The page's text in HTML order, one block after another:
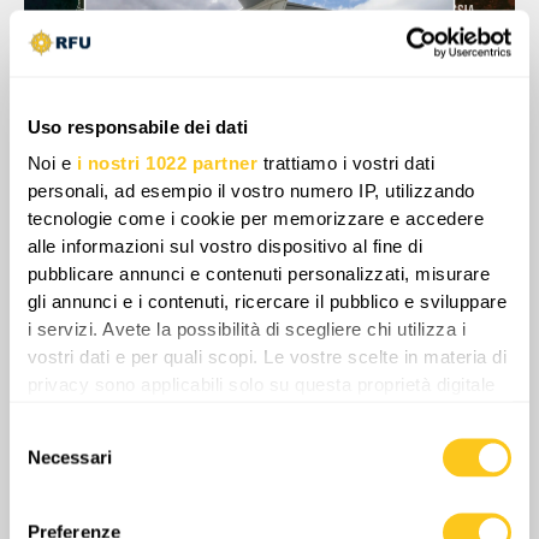
Uso responsabile dei dati
Noi e i nostri 1022 partner trattiamo i vostri dati
personali, ad esempio il vostro numero IP, utilizzando
tecnologie come i cookie per memorizzare e accedere
alle informazioni sul vostro dispositivo al fine di
pubblicare annunci e contenuti personalizzati, misurare
gli annunci e i contenuti, ricercare il pubblico e sviluppare
i servizi. Avete la possibilità di scegliere chi utilizza i
vostri dati e per quali scopi. Le vostre scelte in materia di
privacy sono applicabili solo su questa proprietà digitale
modificare o revocare il proprio consenso in qualsiasi
momento dalla Dichiarazione sui cookie o facendo clic
delNecessari
Preferenze
L’Occidente comprende la possibilità di questi
scenari, dato che la Germania ha ridispiegato
i caccia Eurofighter in Polonia, posizionandoli
a est di Varsavia per rafforzare la missione di
funzionari, la mossa è una risposta diretta
l’intento di rafforzare la presenza aerea della